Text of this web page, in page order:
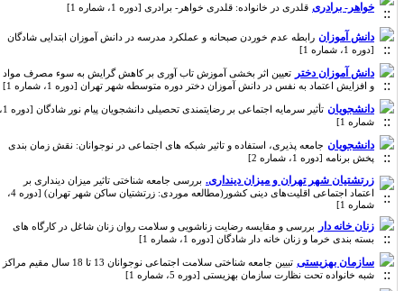
خواهر- برادری قلدری در خانواده: قلدری خواهر- برادری [دوره 1، شماره 1]
دانش آموزان رابطه عدم خوردن صبحانه و عملکرد مدرسه در دانش آموزان ابتدایی شادگان
[دوره 1، شماره 1]
دانش آموزان دختر تعیین اثر بخشی آموزش تاب آوری بر کاهش گرایش به سوء مصرف مواد
و افزایش اعتماد به نفس در دانش آموزان دختر دوره متوسطه شهر تهران [دوره 1، شماره 1]
دانشجویان
تأثیر سرمایه اجتماعی بر رضایتمندی تحصیلی دانشجویان پیام نور شادگان [دوره 1،
شماره 1]
دانشجویان جامعه پذیری، استفاده و تاثیر شبکه های اجتماعی در نوجوانان: نقش زمان بندی
پخش برنامه [دوره 1، شماره 2]
زرتشتیان شهر تهران و میزان دینداری. بررسی جامعه شناختی تاثیر میزان دینداری بر
اعتماد اجتماعی اقلیت‌های دینی کشور(مطالعه موردی: زرتشتیان ساکن شهر تهران) [دوره 4،
شماره 1]
زنان خانه دار بررسی و مقایسه رضایت زناشویی و سلامت روان زنان شاغل در کارگاه های
بسته بندی خرما و زنان خانه دار شادگان [دوره 1، شماره 1]
سازمان بهزیستی
تبیین جامعه شناختی سلامت اجتماعی نوجوانان 13 تا 18 سال مقیم مراکز
شبه خانواده تحت نظارت سازمان بهزیستی [دوره 5، شماره 1]